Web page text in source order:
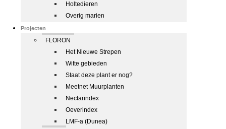
Holtedieren
Overig marien
Projecten
FLORON
Het Nieuwe Strepen
Witte gebieden
Staat deze plant er nog?
Meetnet Muurplanten
Nectarindex
Oeverindex
LMF-a (Dunea)